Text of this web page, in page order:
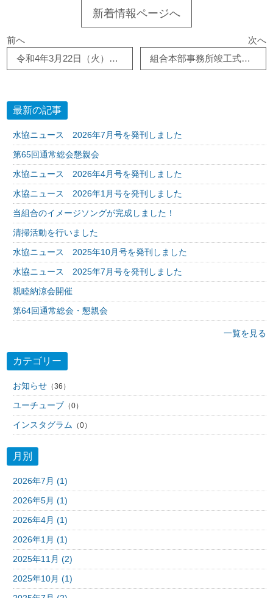
新着情報ページへ
前へ
令和4年3月22日（火）から仮事務所に移転しました
次へ
組合本部事務所竣工式のお知らせ
最新の記事
水協ニュース 2026年7月号を発刊しました
第65回通常総会懇親会
水協ニュース 2026年4月号を発刊しました
水協ニュース 2026年1月号を発刊しました
当組合のイメージソングが完成しました！
清掃活動を行いました
水協ニュース 2025年10月号を発刊しました
水協ニュース 2025年7月号を発刊しました
親睦納涼会開催
第64回通常総会・懇親会
一覧を見る
カテゴリー
お知らせ （36）
ユーチューブ （0）
インスタグラム （0）
月別
2026年7月 (1)
2026年5月 (1)
2026年4月 (1)
2026年1月 (1)
2025年11月 (2)
2025年10月 (1)